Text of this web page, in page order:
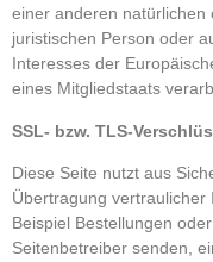
einer anderen natürlichen
juristischen Person oder
Interesses der
eines Mitgliedstaats
SSL- bzw. TLS-
Diese Seite nutzt aus
Übertragung vertraulicher
Beispiel Bestellungen
Seitenbetreiber senden,